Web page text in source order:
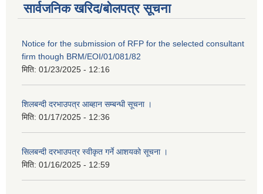
सार्वजनिक खरिद/बोलपत्र सूचना
Notice for the submission of RFP for the selected consultant
firm though BRM/EOI/01/081/82
मिति: 01/23/2025 - 12:16
शिलबन्दी दरभाउपत्र आब्हान सम्बन्धी सूचना ।
मिति: 01/17/2025 - 12:36
सिलबन्दी दरभाउपत्र स्वीकृत गर्ने आशयको सूचना ।
मिति: 01/16/2025 - 12:59